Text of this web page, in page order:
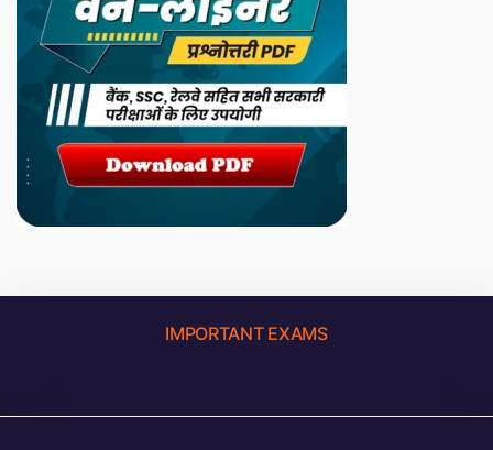
IMPORTANT EXAMS